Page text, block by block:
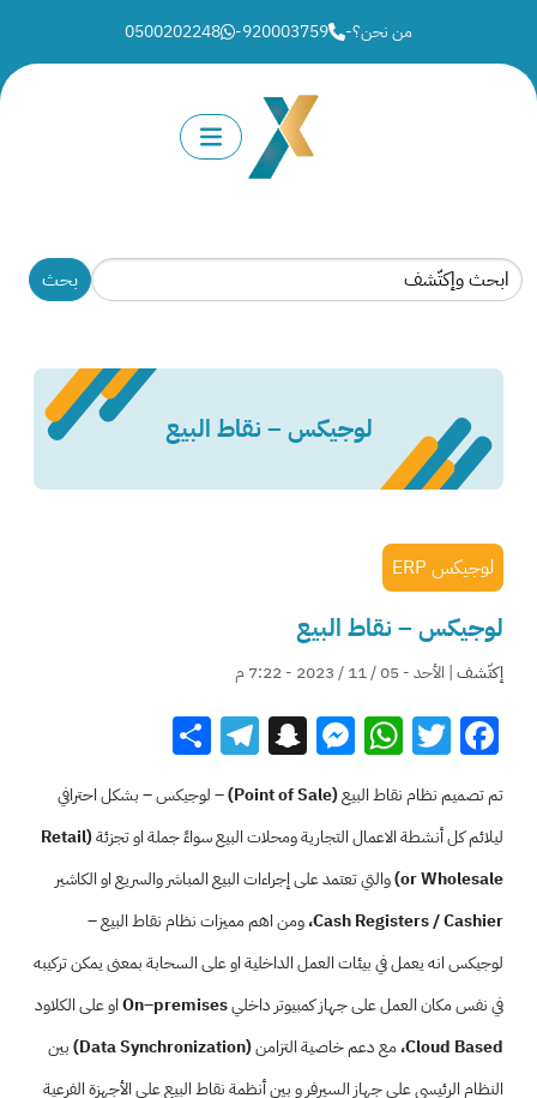
من نحن؟-
920003759
-
0500202248
لوجيكس – نقاط البيع
لوجيكس ERP
لوجيكس – نقاط البيع
إكتّشف| الأحد - 05 / 11 / 2023 - 7:22 م
Facebook
Twitter
WhatsApp
Messenger
Snapchat
Telegram
تم تصميم نظام نقاط البيع(Point of Sale)
– لوجيكس – بشكل احترافي
ليلائم كل أنشطة الاعمال التجارية ومحلات البيع سواءً جملة او تجزئة (Retail
or Wholesale) والتي تعتمد على إجراءات البيع المباشر والسريع او الكاشير
Cash Registers / Cashier، ومن اهم مميزات نظام نقاط البيع –
لوجيكس انه يعمل في بيئات العمل الداخلية او على السحابة بمعنى يمكن تركيبه
في نفس مكان العمل على جهاز كمبيوتر داخليOn–premisesاو على الكلاود
Cloud Based، مع دعم خاصية التزامن(Data Synchronization)
بين
النظام الرئيسي على جهاز السيرفر و بين أنظمة نقاط البيع على الأجهزة الفرعية